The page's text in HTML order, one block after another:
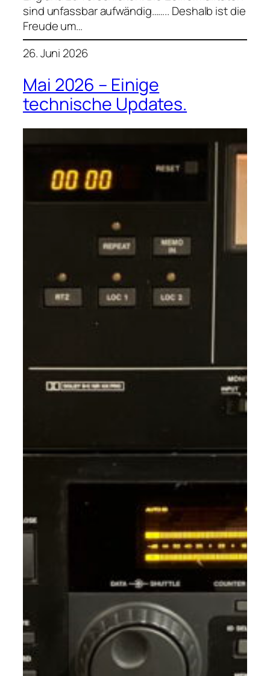
sind unfassbar aufwändig…….. Deshalb ist die
Freude um…
26. Juni 2026
Mai 2026 – Einige
technische Updates.